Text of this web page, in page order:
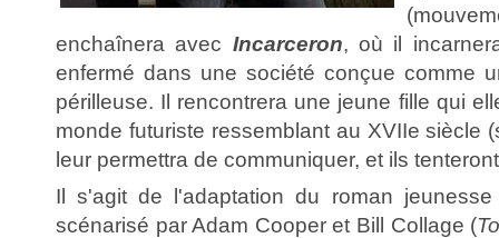
enchaînera avec Incarceron, où il
enfermé dans une société conçue comme
périlleuse. Il rencontrera une jeune fille qui
monde futuriste ressemblant au XVIIe siècle
leur permettra de communiquer, et ils
Il s'agit de l'adaptation du roman
scénarisé par Adam Cooper et Bill Collage (